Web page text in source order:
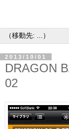
2013/10/01
DRAGON
02